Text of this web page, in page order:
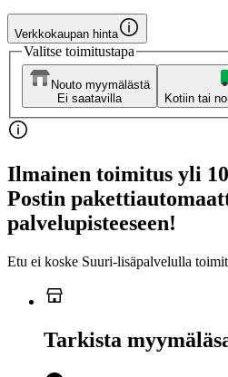
Verkkokaupan hinta
Valitse toimitustapa
Nouto myymälästä
Ei saatavilla
Kotiin tai
Ilmainen toimitus yli
Postin
palvelupisteeseen!
Etu ei koske Suuri‑lisäpalvelulla
Tarkista